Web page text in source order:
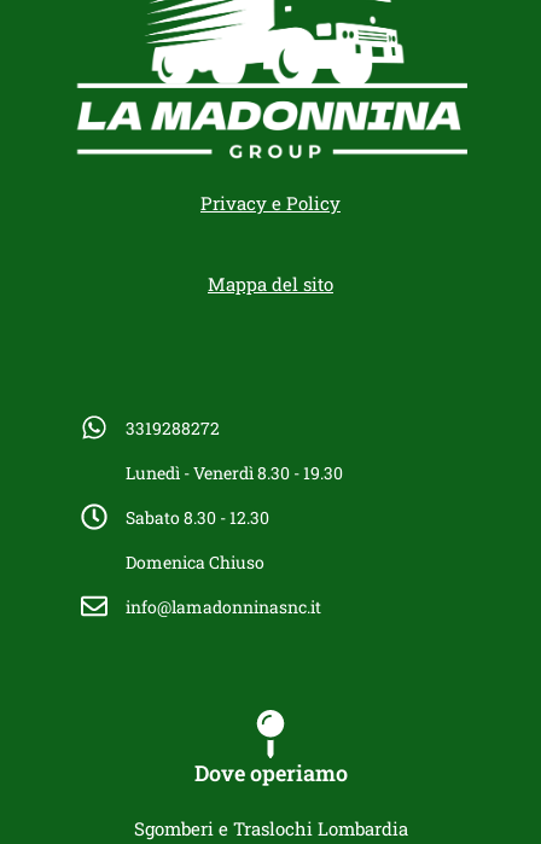
Privacy e Policy
Mappa del sito
3319288272
Lunedì - Venerdì 8.30 - 19.30
Sabato 8.30 - 12.30
Domenica Chiuso
info@lamadonninasnc.it
Dove operiamo
Sgomberi e Traslochi Lombardia